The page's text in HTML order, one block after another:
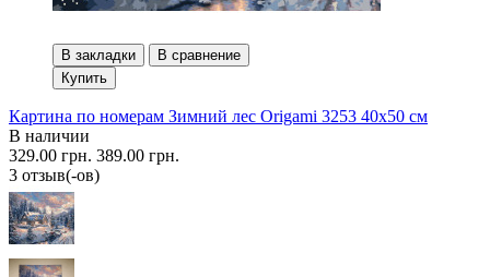
В закладки
В сравнение
Купить
Картина по номерам Зимний лес Origami 3253 40x50 см
В наличии
329.00 грн. 389.00 грн.
3 отзыв(-ов)